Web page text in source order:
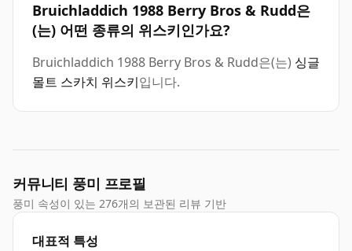
Bruichladdich 1988 Berry Bros & Rudd은
(는) 어떤 종류의 위스키인가요?
Bruichladdich 1988 Berry Bros & Rudd은(는) 싱글
몰트 스카치 위스키입니다.
커뮤니티 풍미 프로필
풍미 속성이 있는 276개의 보관된 리뷰 기반
대표적 특성